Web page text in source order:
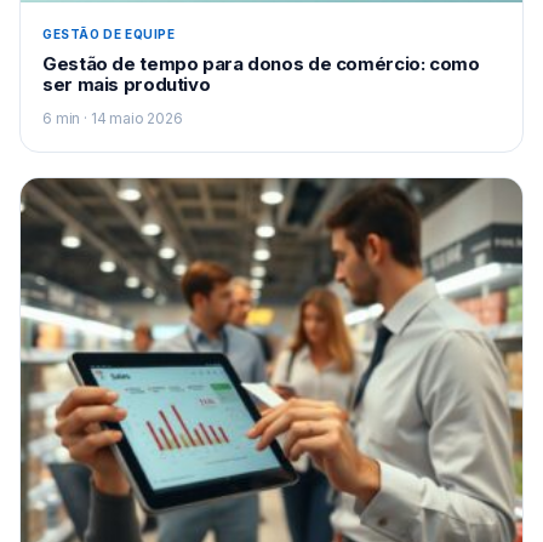
GESTÃO DE EQUIPE
Gestão de tempo para donos de comércio: como
ser mais produtivo
6 min · 14 maio 2026